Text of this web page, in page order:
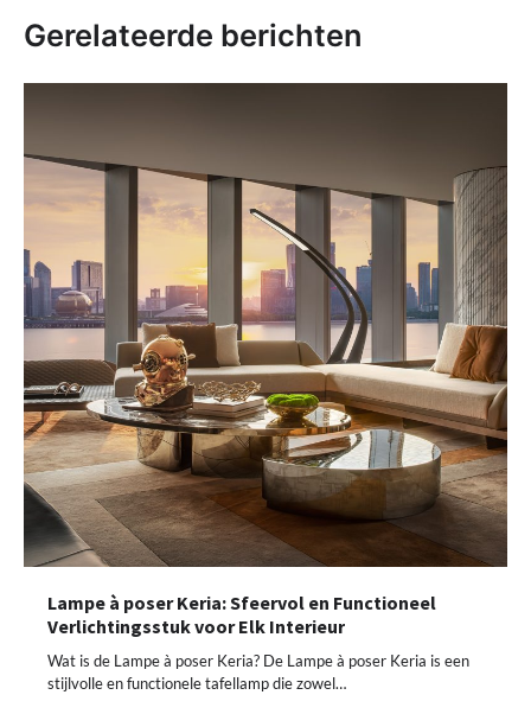
Gerelateerde berichten
Lampe à poser Keria: Sfeervol en Functioneel
Verlichtingsstuk voor Elk Interieur
Wat is de Lampe à poser Keria? De Lampe à poser Keria is een
stijlvolle en functionele tafellamp die zowel…